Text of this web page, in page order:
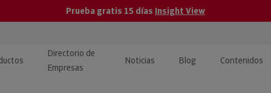
Prueba gratis 15 días Insight View
Directorio de
Empresas
Noticias Blog Contenidos